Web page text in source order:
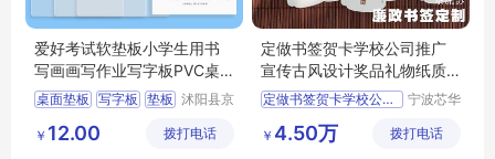
爱好考试软垫板小学生用书
写画画写作业写字板PVC桌
面8K厚垫本A4
桌面垫板 写字板 垫板 沭阳县京
心
￥ 12.00 拨打电话
定做书签贺卡学校公司推广
宣传古风设计奖品礼物纸质
订制经销商
定做书签贺卡学校公司推广
宁波芯华
有限公司
￥ 4.50万 拨打电话